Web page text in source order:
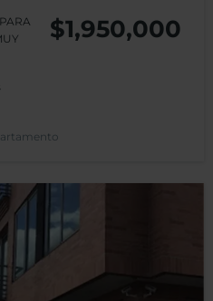
$1,950,000